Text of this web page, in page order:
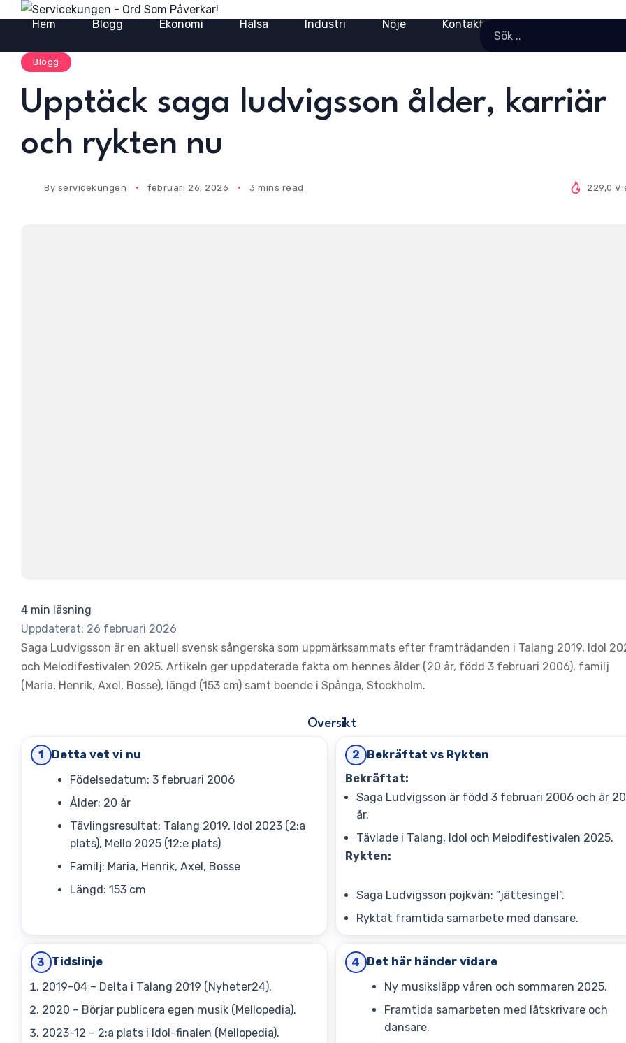
Hem Blogg Ekonomi Hälsa Industri Nöje Kontakt
Blogg
Upptäck saga ludvigsson ålder, karriär
och rykten nu
By servicekungen februari 26, 2026 3 mins read 229,0
4 min läsning
Uppdaterat: 26 februari 2026
Saga Ludvigsson är en aktuell svensk sångerska som uppmärksammats efter framträdanden i Talang 2019, Idol
och Melodifestivalen 2025. Artikeln ger uppdaterade fakta om hennes ålder (20 år, född 3 februari 2006), familj
(Maria, Henrik, Axel, Bosse), längd (153 cm) samt boende i Spånga, Stockholm.
Oversikt
1
Detta vet vi nu
Födelsedatum: 3 februari 2006
Ålder: 20 år
Tävlingsresultat: Talang 2019, Idol 2023 (2:a
plats), Mello 2025 (12:e plats)
Familj: Maria, Henrik, Axel, Bosse
Längd: 153 cm
2 Bekräftat vs Rykten
Bekräftat:
Saga Ludvigsson är född 3 februari 2006 och är 20
år.
Tävlade i Talang, Idol och Melodifestivalen 2025.
Rykten:
Saga Ludvigsson pojkvän: ”jättesingel”.
Ryktat framtida samarbete med dansare.
3
Tidslinje
2019-04 – Delta i Talang 2019 (Nyheter24).
2020 – Börjar publicera egen musik (Mellopedia).
2023-12 – 2:a plats i Idol-finalen (Mellopedia).
4 Det här händer vidare
Ny musiksläpp våren och sommaren 2025.
Framtida samarbeten med låtskrivare och
dansare.